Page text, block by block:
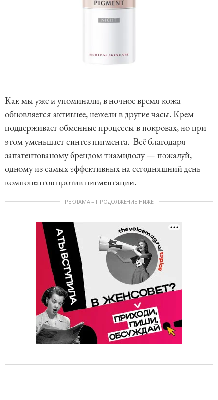
Как мы уже и упоминали, в ночное время кожа
обновляется активнее, нежели в другие часы. Крем
поддерживает обменные процессы в покровах, но при
этом уменьшает синтез пигмента. Всё благодаря
запатентованому брендом тиамидолу — пожалуй,
одному из самых эффективных на сегодняшний день
компонентов против пигментации.
РЕКЛАМА – ПРОДОЛЖЕНИЕ НИЖЕ